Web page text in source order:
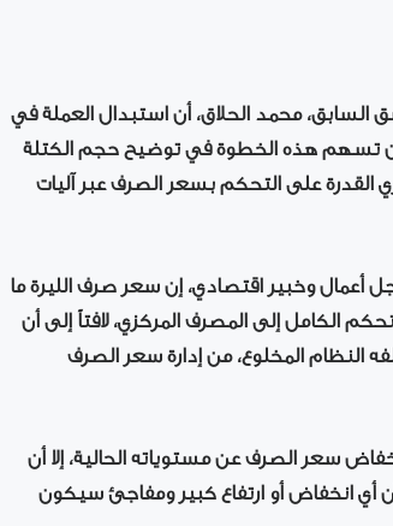
محمد الحلاق، أن استبدال العملة في
بأن تسهم هذه الخطوة في توضيح حجم الكتلة
القدرة على التحكم بسعر الصرف عبر آليات
أعمال وخبير اقتصادي، إن سعر صرف الليرة ما
الكامل إلى المصرف المركزي، لافتاً إلى أن
النظام المخلوع، من إدارة سعر الصرف
سعر الصرف عن مستوياته الحالية، إلا أن
انخفاض أو ارتفاع كبير ومفاجئ سيكون